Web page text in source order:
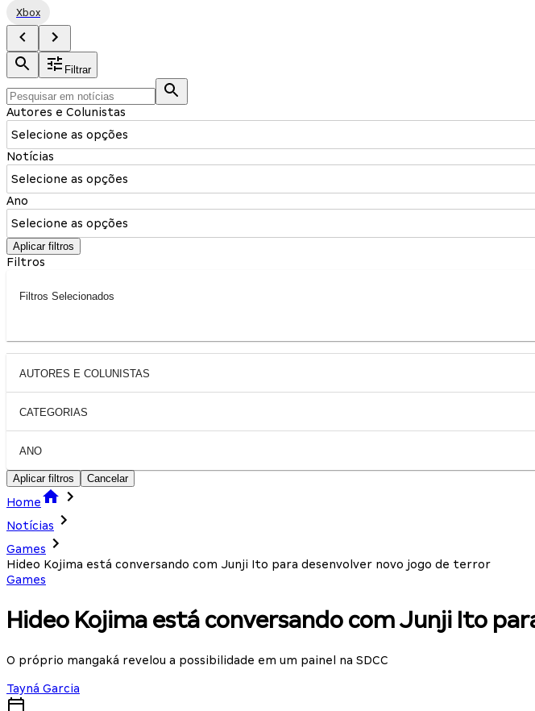
Xbox
Filtrar
Autores e Colunistas
Selecione as opções
Notícias
Selecione as opções
Ano
Selecione as opções
Aplicar filtros
Filtros
Filtros Selecionados
AUTORES E COLUNISTAS
CATEGORIAS
ANO
Aplicar filtros Cancelar
Home
Notícias
Games
Hideo Kojima está conversando com Junji Ito para desenvolver novo jogo de terror
Games
Hideo Kojima está conversando com Junji Ito
O próprio mangaká revelou a possibilidade em um painel na SDCC
Tayná Garcia